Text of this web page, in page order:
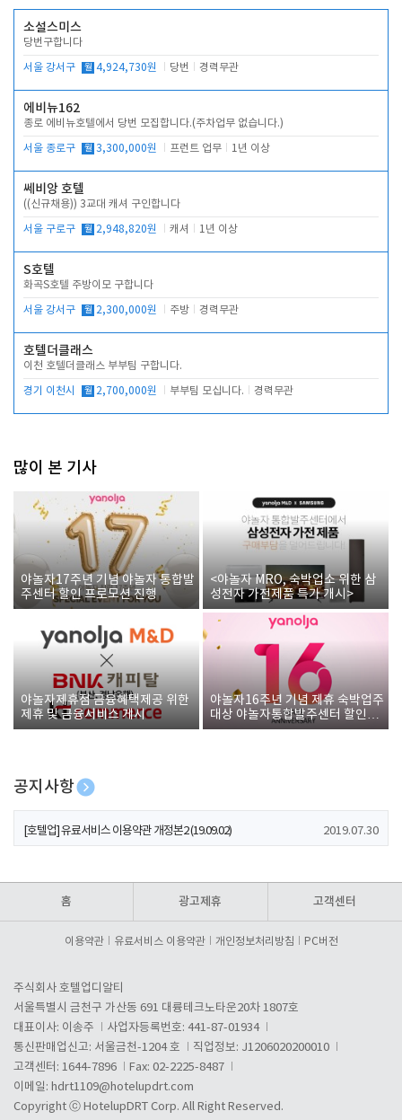
소설스미스
당번구합니다
서울 강서구 월 4,924,730원 당번 경력무관
에비뉴162
종로 에비뉴호텔에서 당번 모집합니다.(주차업무 없습니다.)
서울 종로구 월 3,300,000원 프런트 업무 1년 이상
쎄비앙 호텔
((신규채용)) 3교대 캐셔 구인합니다
서울 구로구 월 2,948,820원 캐셔 1년 이상
S호텔
화곡S호텔 주방이모 구합니다
서울 강서구 월 2,300,000원 주방 경력무관
호텔더클래스
이천 호텔더클래스 부부팀 구합니다.
경기 이천시 월 2,700,000원 부부팀 모십니다. 경력무관
많이 본 기사
야놀자17주년 기념 야놀자 통합발
주센터 할인 프로모션 진행
<야놀자 MRO, 숙박업소 위한 삼
성전자 가전제품 특가 개시>
야놀자제휴점 금융혜택제공 위한
제휴 및 금융서비스 게시
야놀자16주년 기념 제휴 숙박업주
대상 야놀자통합발주센터 할인쿠
폰 증정
공지사항
[호텔업] 개인정보 처리방침 개정본1 (19.09.02)
[호텔업] 유료서비스 이용약관 개정본2 (19.09.02) 2019.07.30
홈 광고제휴 고객센터
이용약관 유료서비스 이용약관 개인정보처리방침 PC버전
주식회사 호텔업디알티
서울특별시 금천구 가산동 691 대륭테크노타운20차 1807호
대표이사: 이송주
사업자등록번호: 441-87-01934
통신판매업신고: 서울금천-1204 호
직업정보: J1206020200010
고객센터: 1644-7896
Fax: 02-2225-8487
이메일: hdrt1109@hotelupdrt.com
Copyright ⓒ HotelupDRT Corp. All Right Reserved.